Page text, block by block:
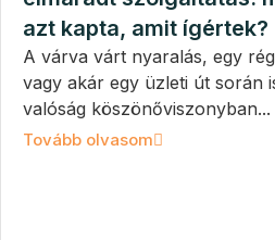
azt kapta, amit ígértek?
A várva várt nyaralás, egy
vagy akár egy üzleti út során
valóság köszönőviszonyban...
Tovább olvasom